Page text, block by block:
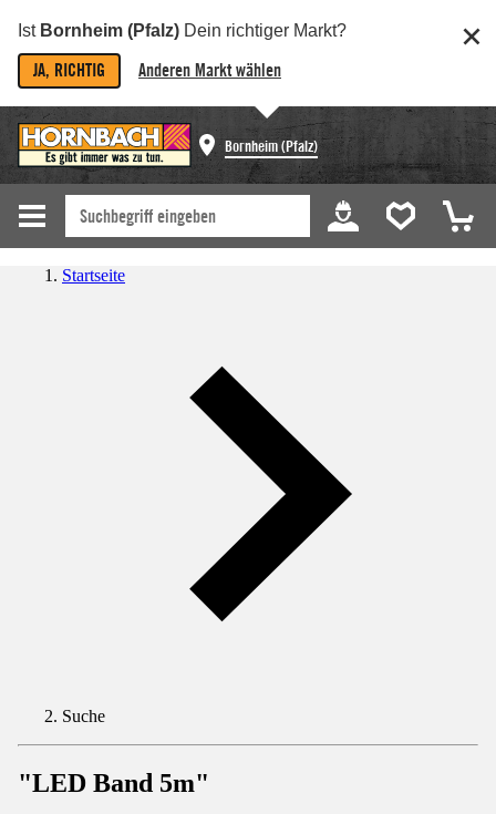
Ist Bornheim (Pfalz) Dein richtiger Markt?
JA, RICHTIG Anderen Markt wählen
Bornheim (Pfalz)
Startseite
Suche
"LED Band 5m"